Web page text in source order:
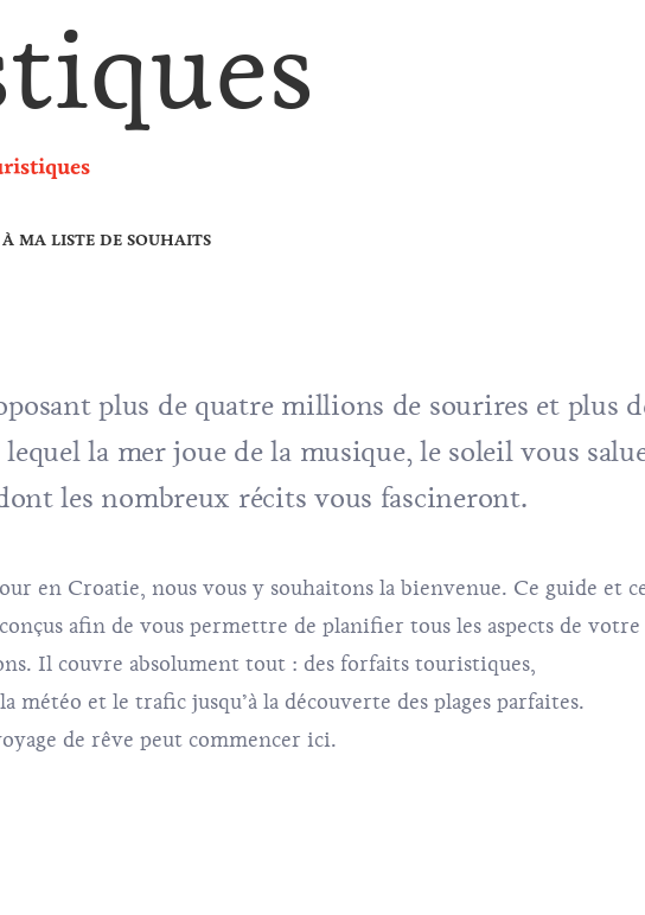
À MA LISTE DE SOUHAITS
plus de quatre millions de sourires et plus
la mer joue de la musique, le soleil vous
les nombreux récits vous fascineront.
en Croatie, nous vous y souhaitons la bienvenue. Ce guide et
afin de vous permettre de planifier tous les aspects de votre
Il couvre absolument tout : des forfaits touristiques,
météo et le trafic jusqu’à la découverte des plages parfaites.
de rêve peut commencer ici.